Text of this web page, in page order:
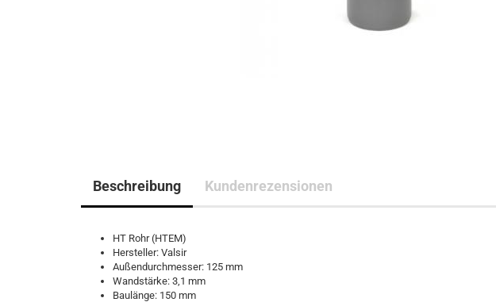
Beschreibung Kundenrezensionen
HT Rohr (HTEM)
Hersteller: Valsir
Außendurchmesser: 125 mm
Wandstärke: 3,1 mm
Baulänge: 150 mm